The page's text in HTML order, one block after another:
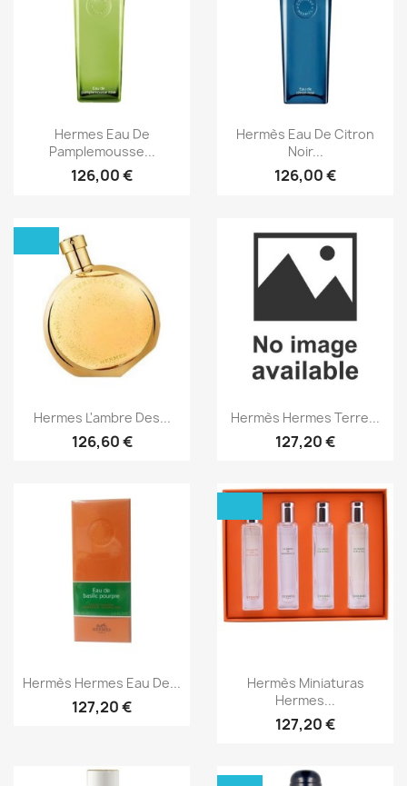
Aperçu rapide
Hermes Eau De
Pamplemousse...
126,00 €
Aperçu rapide
Hermès Eau De Citron
Noir...
126,00 €
Aperçu rapide
Hermes L'ambre Des...
126,60 €
Aperçu rapide
Hermès Hermes Terre...
127,20 €
Aperçu rapide
Hermès Hermes Eau De...
127,20 €
Aperçu rapide
Hermès Miniaturas
Hermes...
127,20 €